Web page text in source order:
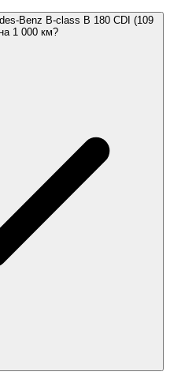
Benz B-class B 180 CDI (109
1 000 км?